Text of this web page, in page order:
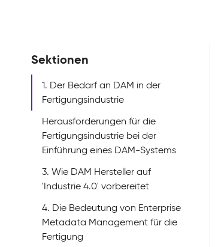
Sektionen
1. Der Bedarf an DAM in der
Fertigungsindustrie
Herausforderungen für die
Fertigungsindustrie bei der
Einführung eines DAM-Systems
3. Wie DAM Hersteller auf
'Industrie 4.0' vorbereitet
4. Die Bedeutung von Enterprise
Metadata Management für die
Fertigung